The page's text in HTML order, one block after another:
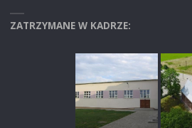
ZATRZYMANE W KADRZE: